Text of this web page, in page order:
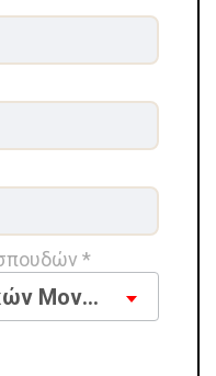
*
Διοίκηση Τουριστικών Μονάδων